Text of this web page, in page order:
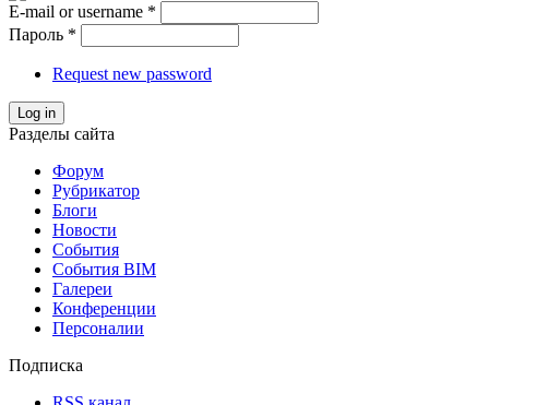
E-mail or username *
Пароль *
Request new password
Log in
Разделы сайта
Форум
Рубрикатор
Блоги
Новости
События
События BIM
Галереи
Конференции
Персоналии
Подписка